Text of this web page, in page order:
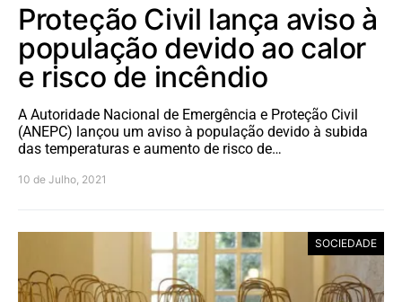
Proteção Civil lança aviso à
população devido ao calor
e risco de incêndio
A Autoridade Nacional de Emergência e Proteção Civil
(ANEPC) lançou um aviso à população devido à subida
das temperaturas e aumento de risco de…
10 de Julho, 2021
SOCIEDADE